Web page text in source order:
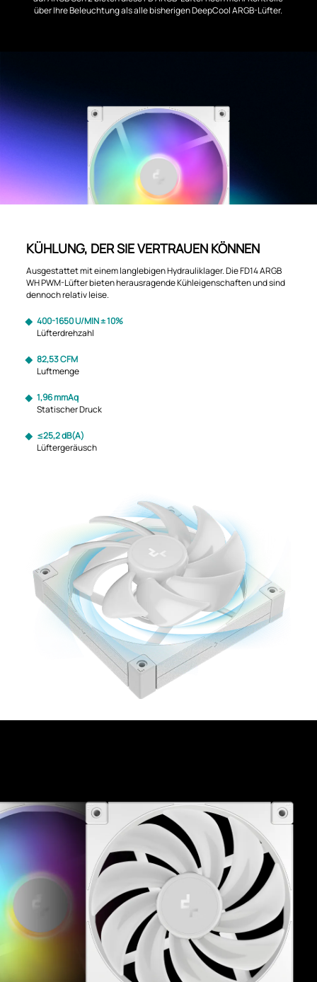
über Ihre Beleuchtung als alle bisherigen DeepCool ARGB-Lüfter.
KÜHLUNG, DER SIE VERTRAUEN KÖNNEN
Ausgestattet mit einem langlebigen Hydrauliklager. Die FD14 ARGB
WH PWM-Lüfter bieten herausragende Kühleigenschaften und sind
dennoch relativ leise.
400-1650 U/MIN ± 10%
Lüfterdrehzahl
82,53 CFM
Luftmenge
1,96 mmAq
Statischer Druck
≤25,2 dB(A)
Lüftergeräusch